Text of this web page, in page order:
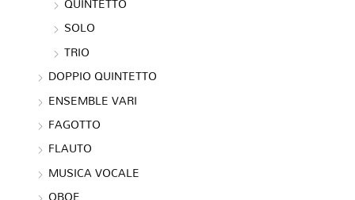
SOLO
TRIO
DOPPIO QUINTETTO
ENSEMBLE VARI
FAGOTTO
FLAUTO
MUSICA VOCALE